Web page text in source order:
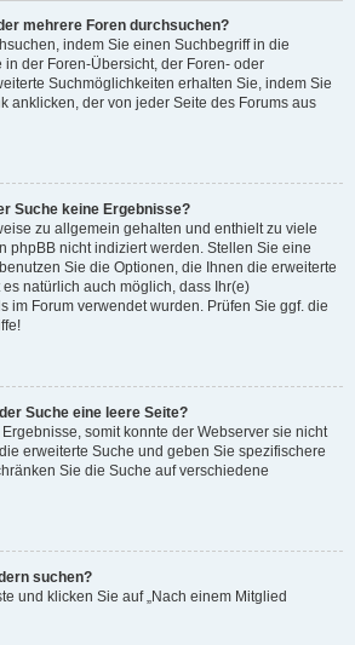
mehrere Foren durchsuchen?
indem Sie einen Suchbegriff in die
der Foren-Übersicht, der Foren- oder
Suchmöglichkeiten erhalten Sie, indem Sie
anklicken, der von jeder Seite des Forums aus
Suche keine Ergebnisse?
zu allgemein gehalten und enthielt zu viele
phpBB nicht indiziert werden. Stellen Sie eine
Sie die Optionen, die Ihnen die erweiterte
natürlich auch möglich, dass Ihr(e)
im Forum verwendet wurden. Prüfen Sie ggf. die
Suche eine leere Seite?
somit konnte der Webserver sie nicht
erweiterte Suche und geben Sie spezifischere
Sie die Suche auf verschiedene
suchen?
und klicken Sie auf „Nach einem Mitglied